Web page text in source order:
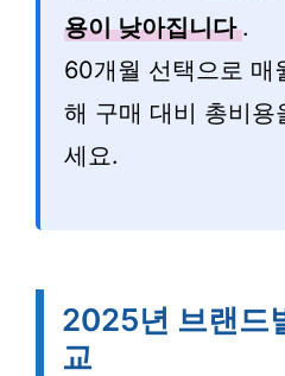
용이 낮아집니다 .
60개월 선택으로 매
해 구매 대비 총비용
세요.
2025년 브랜드
교